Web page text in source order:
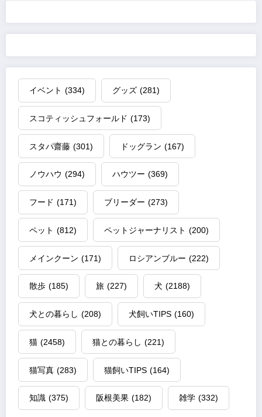
イベント (334) グッズ (281)
スコティッシュフォールド (173)
スタパ齋藤 (301) ドッグラン (167)
ノウハウ (294) ハウツー (369)
フード (171) ブリーダー (273)
ペット (812) ペットジャーナリスト (200)
メインクーン (171) ロシアンブルー (222)
散歩 (185) 旅 (227) 犬 (2188)
犬との暮らし (208) 犬飼いTIPS (160)
猫 (2458) 猫との暮らし (221)
猫写真 (283) 猫飼いTIPS (164)
知識 (375) 阪根美果 (182) 雑学 (332)